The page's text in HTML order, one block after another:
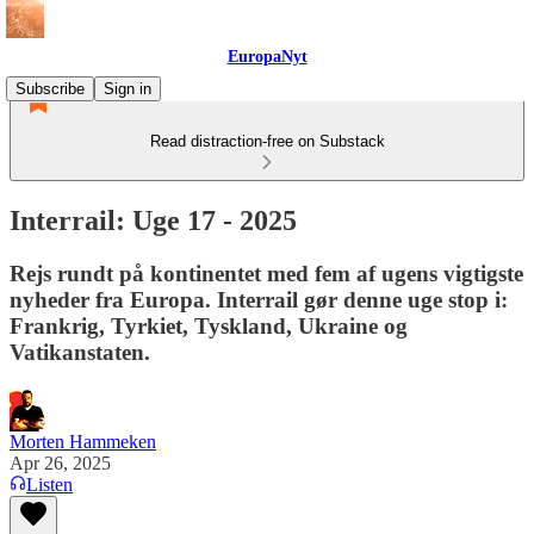
EuropaNyt
Subscribe
Sign in
Read distraction-free on Substack
Interrail: Uge 17 - 2025
Rejs rundt på kontinentet med fem af ugens vigtigste
nyheder fra Europa. Interrail gør denne uge stop i:
Frankrig, Tyrkiet, Tyskland, Ukraine og
Vatikanstaten.
Morten Hammeken
Apr 26, 2025
Listen